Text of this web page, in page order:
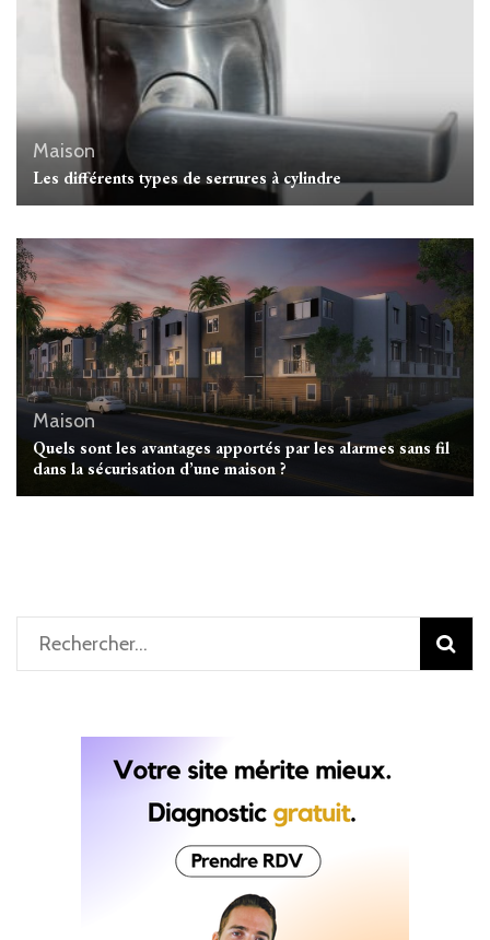
Maison
Les différents types de serrures à cylindre
Maison
Quels sont les avantages apportés par les alarmes sans fil
dans la sécurisation d’une maison ?
Rechercher :